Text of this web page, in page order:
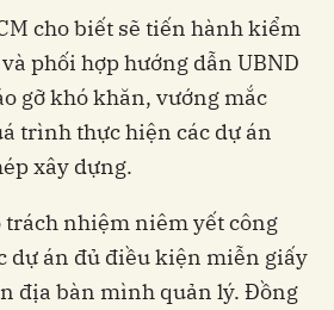
cho biết sẽ tiến hành kiểm
phối hợp hướng dẫn UBND
gỡ khó khăn, vướng mắc
trình thực hiện các dự án
xây dựng.
trách nhiệm niêm yết công
dự án đủ điều kiện miễn giấy
địa bàn mình quản lý. Đồng